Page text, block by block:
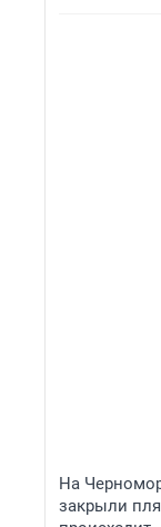
На
закрыли